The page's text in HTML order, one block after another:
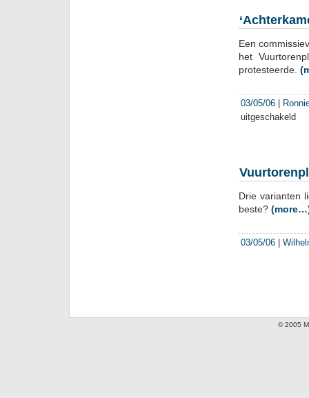
Een
het
protesteerde.
03/05/06
uitgeschakeldvoor
Drie varianten
beste?
03/05/06 |
© 2005